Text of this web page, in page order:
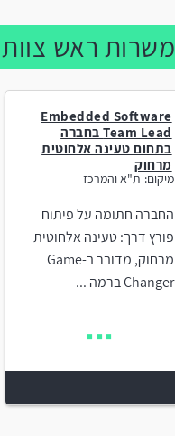
משרות ראש צוות
Embedded Software
Team Lead בחברה
בתחום טעינה אלחוטית
מרחוק
מיקום: ת"א והמרכז
החברה חתומה על פיתוח
פורץ דרך: טעינה אלחוטית
מרחוק, מדובר ב-Game
Changer ברמה ...